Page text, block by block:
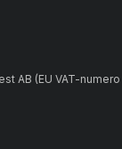
AB (EU VAT-